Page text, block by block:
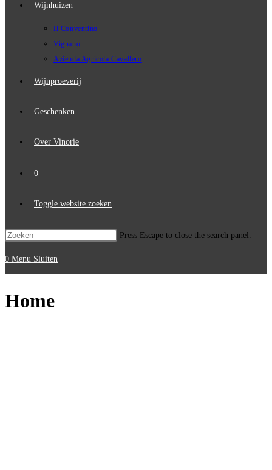
Wijnhuizen
Il Conventino
Vignano
Azienda Agricola Cavallero
Wijnproeverij
Geschenken
Over Vinorie
0
Toggle website zoeken
Press Escape to close the search panel.
0 Menu Sluiten
Home